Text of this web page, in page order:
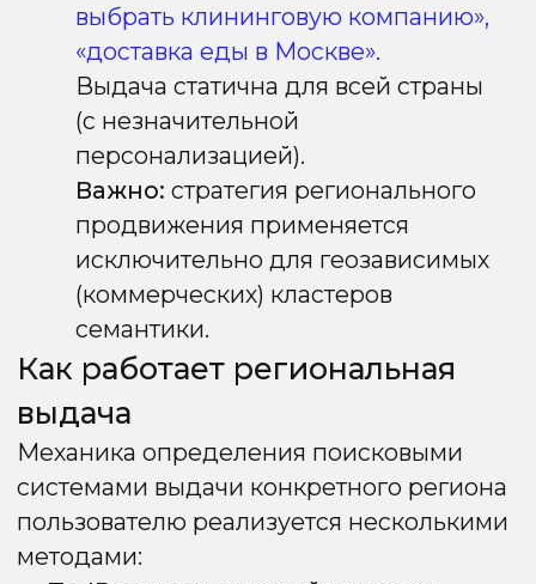
регионального поиска
*Топоним в поисковом запросе — это
название географического объекта
(города, страны, улицы, реки и т.д.),
которое указывает на его
местоположение.
Особенности региональной
выдачи: Yandex vs Google
Яндекс использует административно-
территориальное деление, что позволяет
через панель «Яндекс.Вебмастер» явно
присвоить сайту или поддомену регион
(например, ID региона 54 —
однозначный сигнал поисковой системе